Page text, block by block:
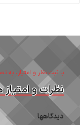
با ثبت نظر و امتیاز، به
نظرات و امتیاز
دیدگاهها